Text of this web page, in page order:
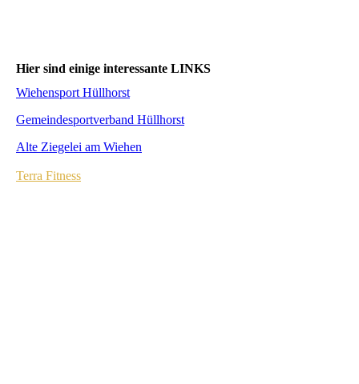
Hier sind einige interessante LINKS
Wiehensport Hüllhorst
Gemeindesportverband Hüllhorst
Alte Ziegelei am Wiehen
Terra Fitness